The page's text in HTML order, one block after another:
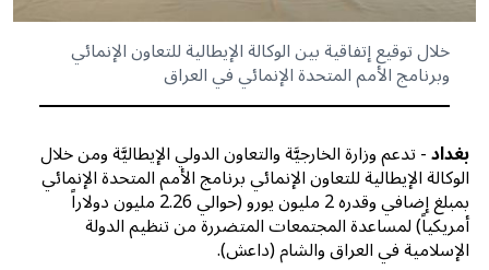
خلال توقيع إتفاقية بين الوكالة الإيطالية للتعاون الإنمائي
وبرنامج الأمم المتحدة الإنمائي في العراق
بغداد- تدعم وزارة الخارجيَّة والتعاون الدولي الإيطاليَّة ومن خلال
الوكالة الإيطالية للتعاون الإنمائي برنامج الأمم المتحدة الإنمائي
بمبلغ إضافي وقدره 2 مليون يورو (حوالي 2.26 مليون دولاراً
أمريكياً) لمساعدة المجتمعات المتضررة من تنظيم الدولة
الإسلامية في العراق والشام (داعش).